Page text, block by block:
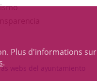
Plus d'informations sur
.
Este
abrirá
webs del ayuntamiento